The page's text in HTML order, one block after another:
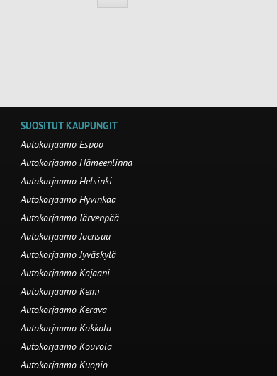
SUOSITUT KAUPUNGIT
Autokorjaamo Espoo
Autokorjaamo Hämeenlinna
Autokorjaamo Helsinki
Autokorjaamo Hyvinkää
Autokorjaamo Järvenpää
Autokorjaamo Joensuu
Autokorjaamo Jyväskylä
Autokorjaamo Kajaani
Autokorjaamo Kemi
Autokorjaamo Kerava
Autokorjaamo Kokkola
Autokorjaamo Kouvola
Autokorjaamo Kuopio